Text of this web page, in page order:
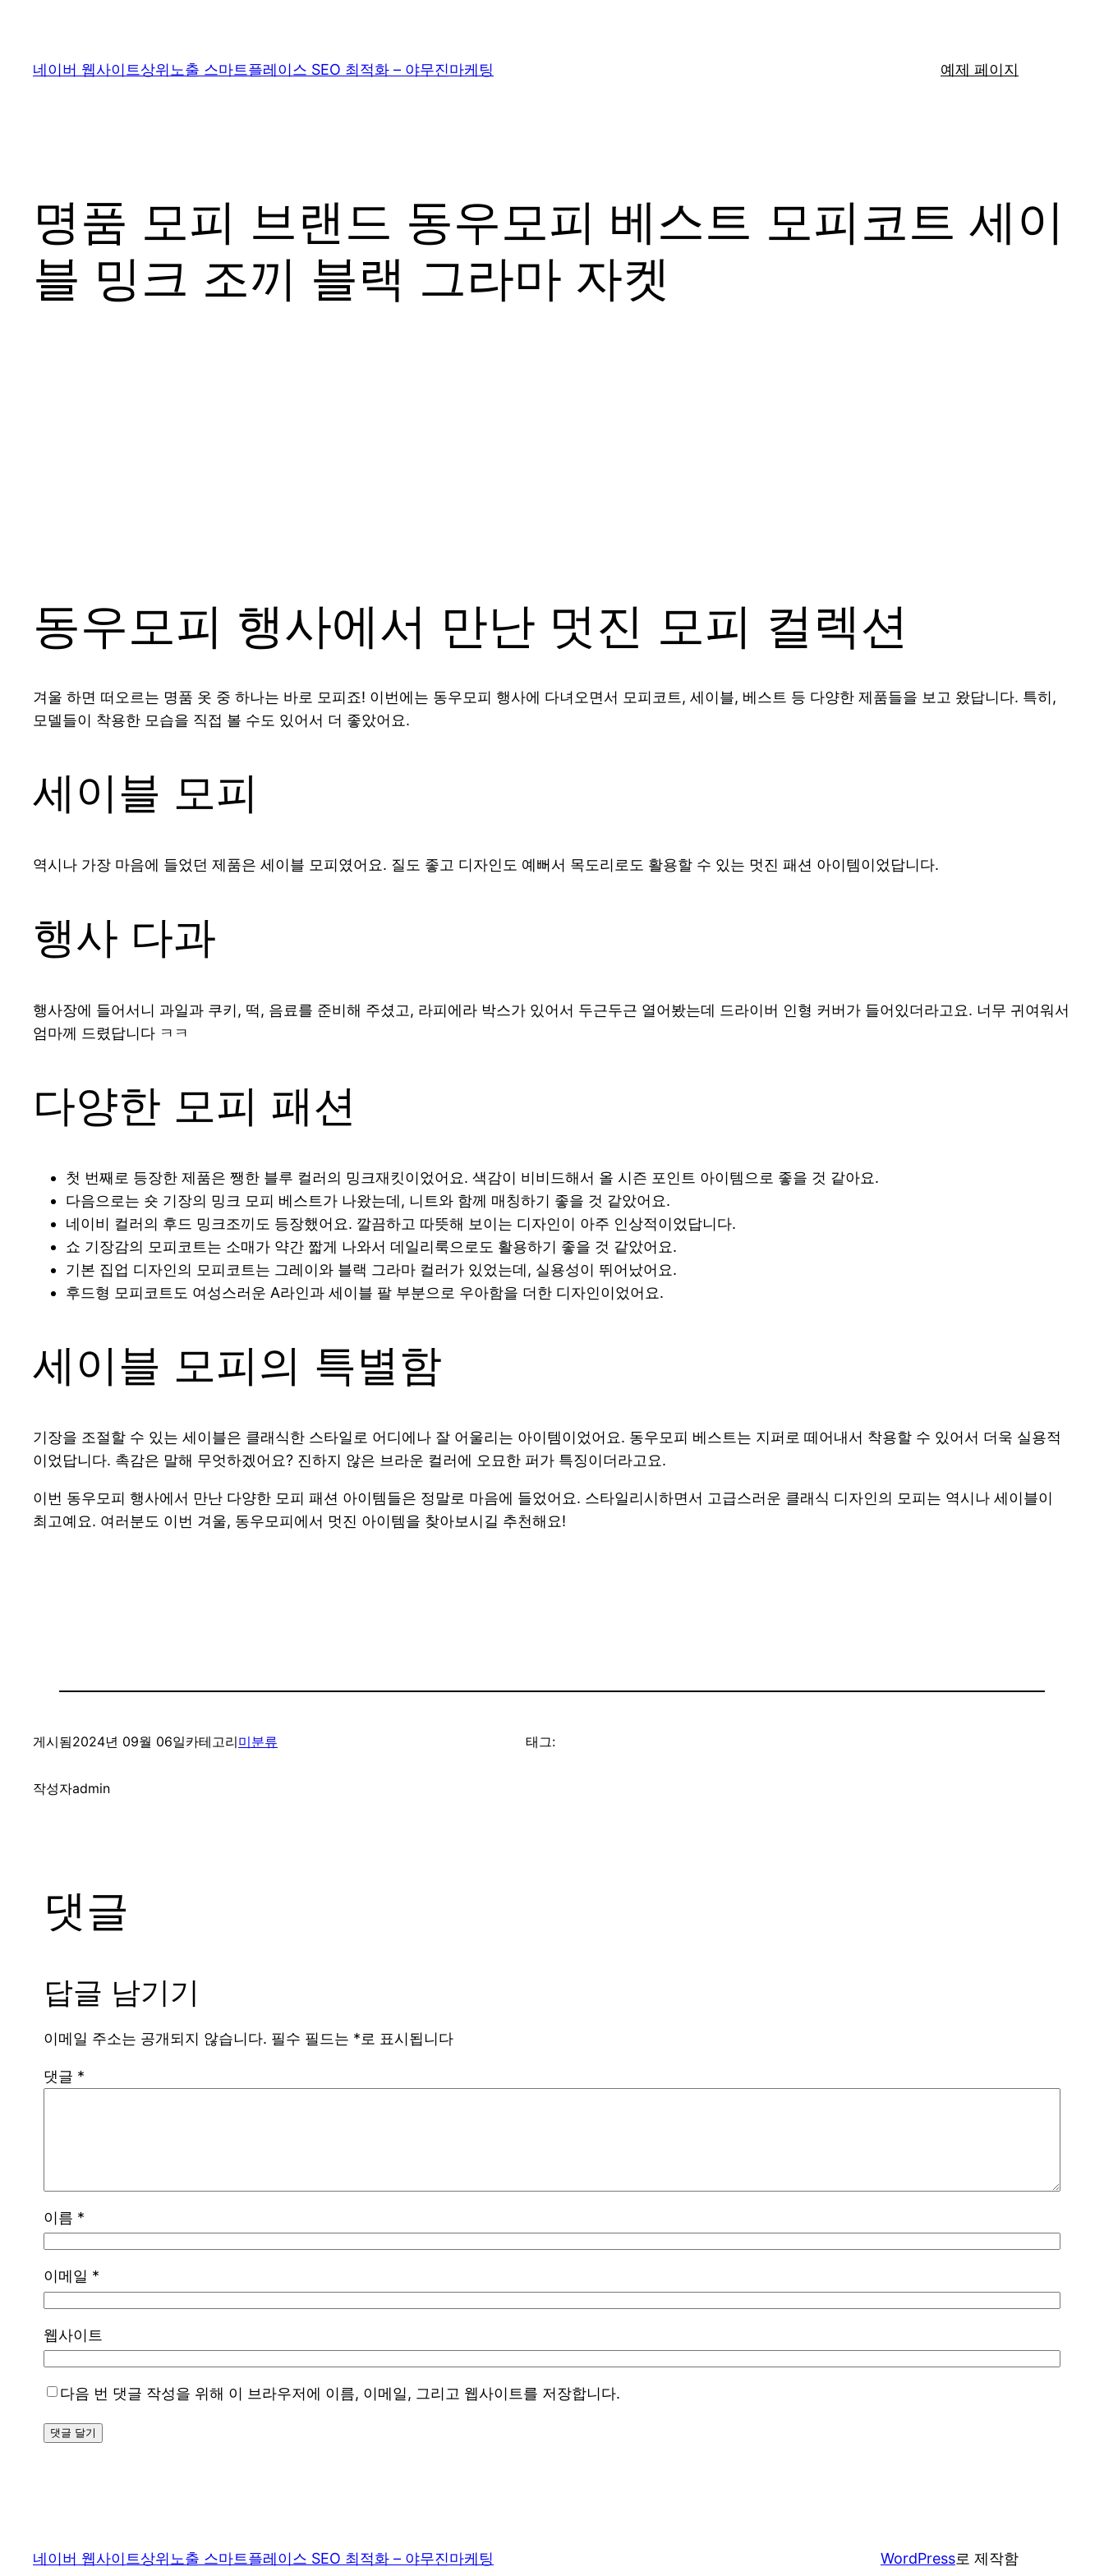
네이버 웹사이트상위노출 스마트플레이스 SEO 최적화 – 야무진마케팅 예제 페이지
명품 모피 브랜드 동우모피 베스트 모피코트 세이
블 밍크 조끼 블랙 그라마 자켓
동우모피 행사에서 만난 멋진 모피 컬렉션
겨울 하면 떠오르는 명품 옷 중 하나는 바로 모피죠! 이번에는 동우모피 행사에 다녀오면서 모피코트, 세이블, 베스트 등 다양한 제품들을 보고 왔답니다. 특히,
모델들이 착용한 모습을 직접 볼 수도 있어서 더 좋았어요.
세이블 모피
역시나 가장 마음에 들었던 제품은 세이블 모피였어요. 질도 좋고 디자인도 예뻐서 목도리로도 활용할 수 있는 멋진 패션 아이템이었답니다.
행사 다과
행사장에 들어서니 과일과 쿠키, 떡, 음료를 준비해 주셨고, 라피에라 박스가 있어서 두근두근 열어봤는데 드라이버 인형 커버가 들어있더라고요. 너무 귀여워서
엄마께 드렸답니다 ㅋㅋ
다양한 모피 패션
첫 번째로 등장한 제품은 쨍한 블루 컬러의 밍크재킷이었어요. 색감이 비비드해서 올 시즌 포인트 아이템으로 좋을 것 같아요.
다음으로는 숏 기장의 밍크 모피 베스트가 나왔는데, 니트와 함께 매칭하기 좋을 것 같았어요.
네이비 컬러의 후드 밍크조끼도 등장했어요. 깔끔하고 따뜻해 보이는 디자인이 아주 인상적이었답니다.
쇼 기장감의 모피코트는 소매가 약간 짧게 나와서 데일리룩으로도 활용하기 좋을 것 같았어요.
기본 집업 디자인의 모피코트는 그레이와 블랙 그라마 컬러가 있었는데, 실용성이 뛰어났어요.
후드형 모피코트도 여성스러운 A라인과 세이블 팔 부분으로 우아함을 더한 디자인이었어요.
세이블 모피의 특별함
기장을 조절할 수 있는 세이블은 클래식한 스타일로 어디에나 잘 어울리는 아이템이었어요. 동우모피 베스트는 지퍼로 떼어내서 착용할 수 있어서 더욱 실용적
이었답니다. 촉감은 말해 무엇하겠어요? 진하지 않은 브라운 컬러에 오묘한 퍼가 특징이더라고요.
이번 동우모피 행사에서 만난 다양한 모피 패션 아이템들은 정말로 마음에 들었어요. 스타일리시하면서 고급스러운 클래식 디자인의 모피는 역시나 세이블이
최고예요. 여러분도 이번 겨울, 동우모피에서 멋진 아이템을 찾아보시길 추천해요!
게시됨2024년 09월 06일카테고리미분류
작성자admin
태그:
댓글
답글 남기기
이메일 주소는 공개되지 않습니다. 필수 필드는 *로 표시됩니다
댓글 *
이름 *
이메일 *
웹사이트
다음 번 댓글 작성을 위해 이 브라우저에 이름, 이메일, 그리고 웹사이트를 저장합니다.
네이버 웹사이트상위노출 스마트플레이스 SEO 최적화 – 야무진마케팅 WordPress로 제작함